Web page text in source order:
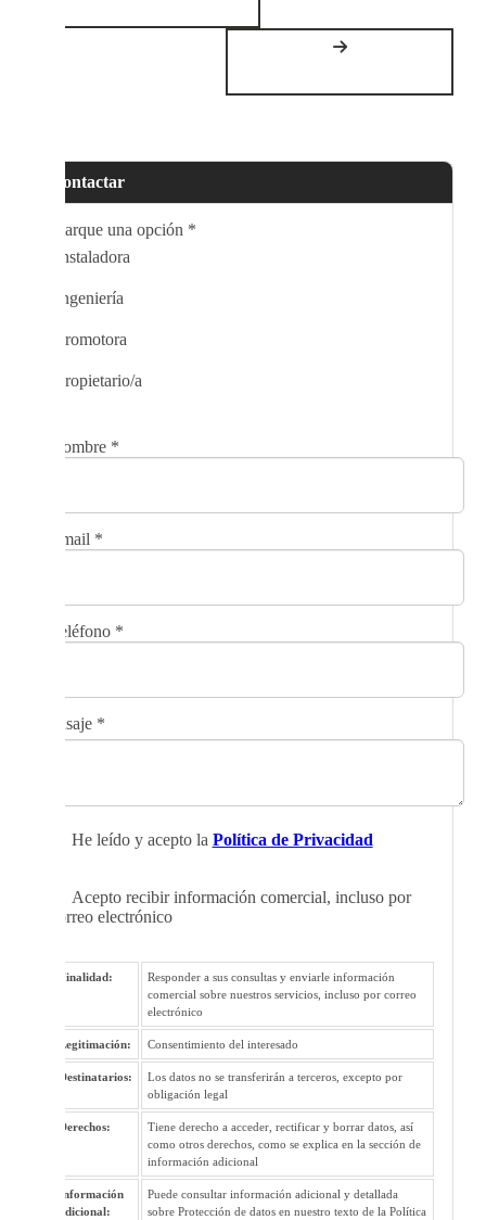
Contactar
Marque una opción *
Instaladora
Ingeniería
Promotora
Propietario/a
Nombre *
Email *
Teléfono *
Mensaje *
He leído y acepto la Política de Privacidad
Acepto recibir información comercial, incluso por
correo electrónico
Finalidad:
Responder a sus consultas y enviarle información
comercial sobre nuestros servicios, incluso por correo
electrónico
Legitimación: Consentimiento del interesado
Destinatarios:
Los datos no se transferirán a terceros, excepto por
obligación legal
Derechos:
Tiene derecho a acceder, rectificar y borrar datos, así
como otros derechos, como se explica en la sección de
información adicional
Información
adicional:
Puede consultar información adicional y detallada
sobre Protección de datos en nuestro texto de la Política